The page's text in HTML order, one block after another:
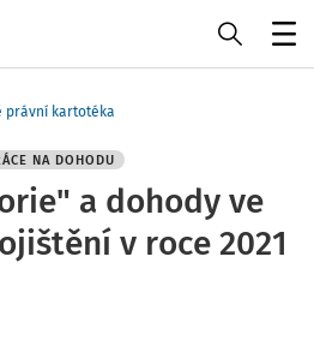
právní kartotéka
NA DOHODU
a dohody ve
v roce 2021